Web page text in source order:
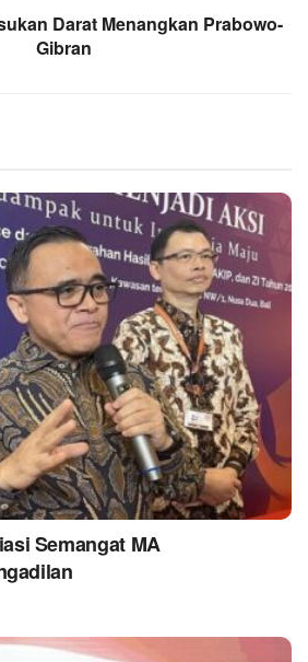
Darat Menangkan Prabowo-
Gibran
Semangat MA